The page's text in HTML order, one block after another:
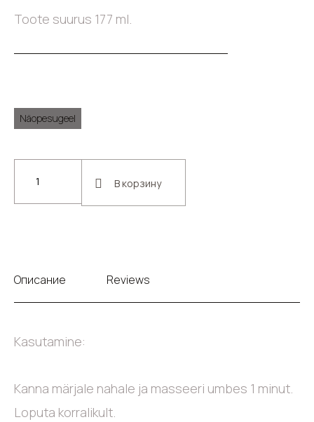
Toote suurus 177 ml.
Näopesugeel
В корзину
Описание Reviews
Kasutamine:
Kanna märjale nahale ja masseeri umbes 1 minut.
Loputa korralikult.